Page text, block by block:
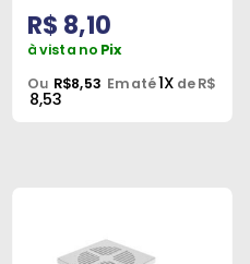
R$ 8,10
à vista no Pix
Ou R$8,53 Em até1X de R$
8,53